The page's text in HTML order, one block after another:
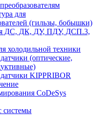
для
(гильзы, бобышки)
ДС, ДК, ДУ, ПДУ, ДСП.3,
холодильной техники
(оптические,
KIPPRIBOR
CoDeSys
системы